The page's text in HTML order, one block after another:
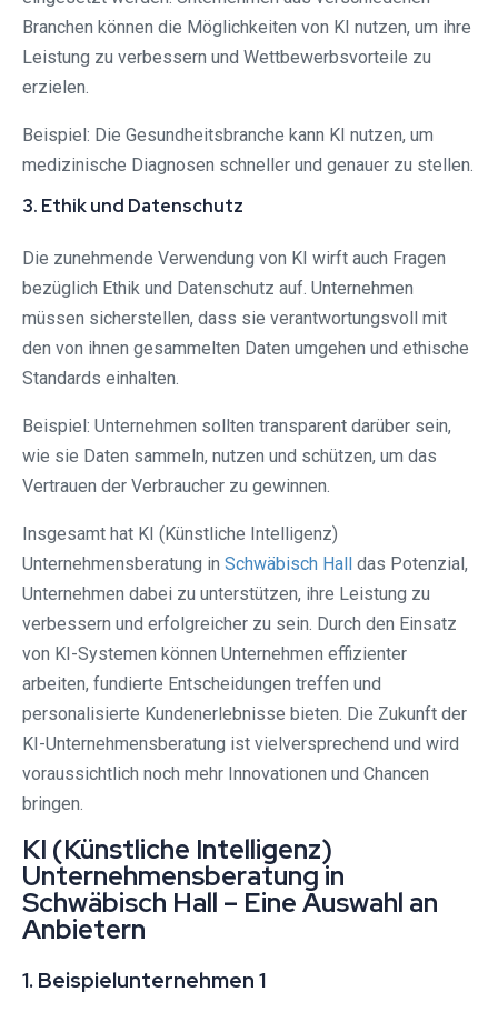
Branchen können die Möglichkeiten von KI nutzen, um ihre
Leistung zu verbessern und Wettbewerbsvorteile zu
erzielen.
Beispiel: Die Gesundheitsbranche kann KI nutzen, um
medizinische Diagnosen schneller und genauer zu stellen.
3. Ethik und Datenschutz
Die zunehmende Verwendung von KI wirft auch Fragen
bezüglich Ethik und Datenschutz auf. Unternehmen
müssen sicherstellen, dass sie verantwortungsvoll mit
den von ihnen gesammelten Daten umgehen und ethische
Standards einhalten.
Beispiel: Unternehmen sollten transparent darüber sein,
wie sie Daten sammeln, nutzen und schützen, um das
Vertrauen der Verbraucher zu gewinnen.
Insgesamt hat KI (Künstliche Intelligenz)
Unternehmensberatung in Schwäbisch Hall das Potenzial,
Unternehmen dabei zu unterstützen, ihre Leistung zu
verbessern und erfolgreicher zu sein. Durch den Einsatz
von KI-Systemen können Unternehmen effizienter
arbeiten, fundierte Entscheidungen treffen und
personalisierte Kundenerlebnisse bieten. Die Zukunft der
KI-Unternehmensberatung ist vielversprechend und wird
voraussichtlich noch mehr Innovationen und Chancen
bringen.
KI (Künstliche Intelligenz)
Unternehmensberatung in
Schwäbisch Hall – Eine Auswahl an
Anbietern
1. Beispielunternehmen 1